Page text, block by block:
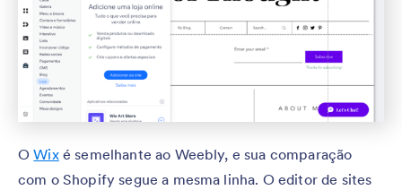
OWixé semelhante ao Weebly, e sua comparação
com o Shopify segue a mesma linha. O editor de sites